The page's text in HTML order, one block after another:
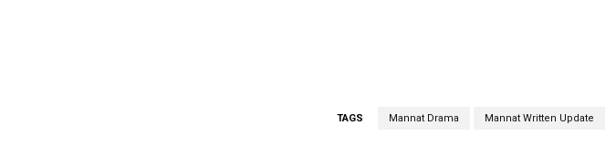
TAGS Mannat Drama Mannat Written Update